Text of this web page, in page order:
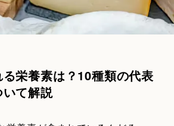
栄養素は？10種類の代表
て解説